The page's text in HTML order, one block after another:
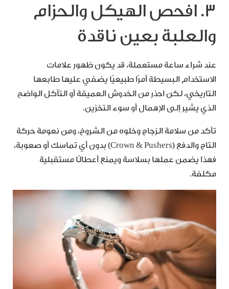
3. افحص الهيكل والحزام
والعلبة بعين ناقدة
عند شراء ساعة مستعملة، قد يكون ظهور علامات
الاستخدام البسيطة أمرًا طبيعيًا يضفي عليها طابعها
التاريخي، لكن احذر من الخدوش العميقة أو التآكل الواضح
الذي يشير إلى الإهمال أو سوء التخزين.
تأكد من سلامة الزجاج وخلوه من الشروخ، ومن نعومة حركة
التاج والدفع (Crown & Pushers) بدون أي تماسك أو صعوبة،
فهذا يضمن عملها بسلاسة ويمنع أعطالًا مستقبلية
مكلفة.